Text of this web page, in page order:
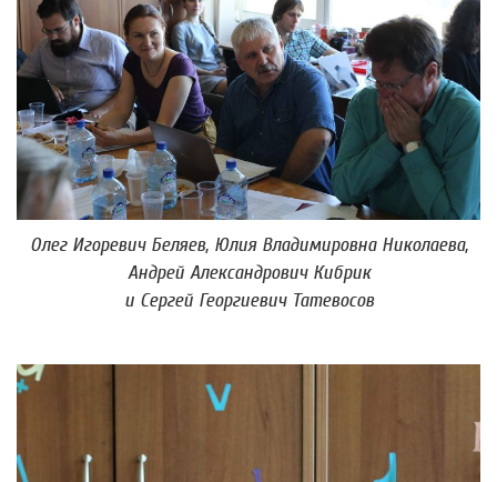
Олег Игоревич Беляев, Юлия Владимировна Николаева,
Андрей Александрович Кибрик
и Сергей Георгиевич Татевосов